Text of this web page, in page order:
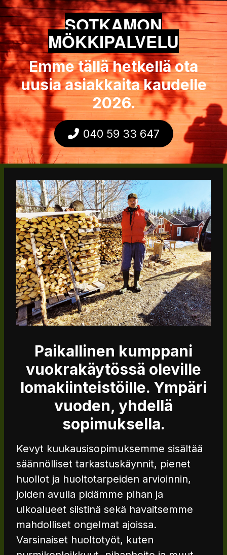
SOTKAMON
MÖKKIPALVELU
Emme tällä hetkellä ota
uusia asiakkaita kaudelle
2026.
040 59 33 647
Paikallinen kumppani
vuokrakäytössä oleville
lomakiinteistöille. Ympäri
vuoden, yhdellä
sopimuksella.
Kevyt kuukausisopimuksemme sisältää
säännölliset tarkastuskäynnit, pienet
huollot ja huoltotarpeiden arvioinnin,
joiden avulla pidämme pihan ja
ulkoalueet siistinä sekä havaitsemme
mahdolliset ongelmat ajoissa.
Varsinaiset huoltotyöt, kuten